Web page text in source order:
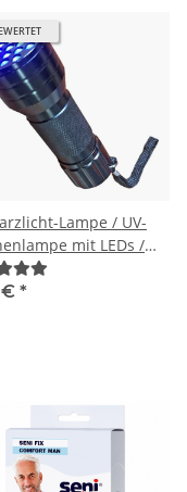
Lampe / UV-
mit LEDs /
€ *